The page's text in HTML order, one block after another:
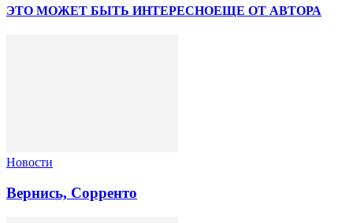
ЭТО МОЖЕТ БЫТЬ ИНТЕРЕСНОЕЩЕ ОТ АВТОРА
Новости
Вернись, Сорренто